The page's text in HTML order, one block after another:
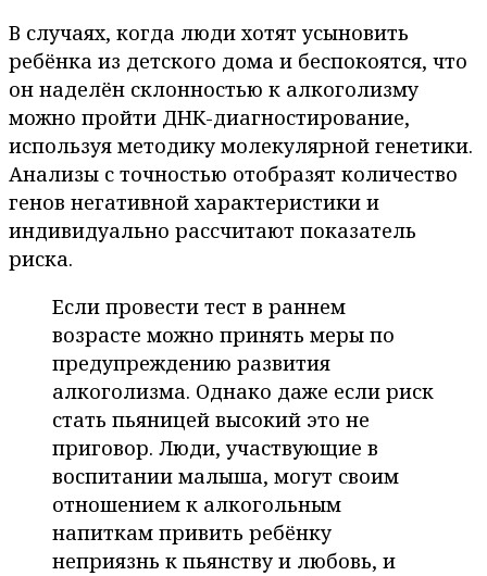
В случаях, когда люди хотят усыновить
ребёнка из детского дома и беспокоятся, что
он наделён склонностью к алкоголизму
можно пройти ДНК-диагностирование,
используя методику молекулярной генетики.
Анализы с точностью отобразят количество
генов негативной характеристики и
индивидуально рассчитают показатель
риска.
Если провести тест в раннем
возрасте можно принять меры по
предупреждению развития
алкоголизма. Однако даже если риск
стать пьяницей высокий это не
приговор. Люди, участвующие в
воспитании малыша, могут своим
отношением к алкогольным
напиткам привить ребёнку
неприязнь к пьянству и любовь, и